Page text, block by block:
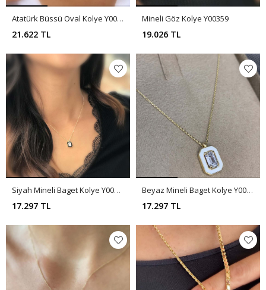
Atatürk Büssü Oval Kolye Y00332
21.622 TL
Mineli Göz Kolye Y00359
19.026 TL
Siyah Mineli Baget Kolye Y00355
17.297 TL
Beyaz Mineli Baget Kolye Y00354
17.297 TL